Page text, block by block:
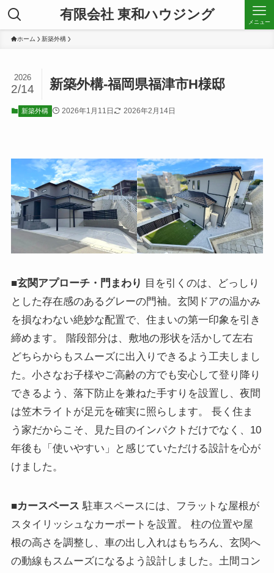
有限会社 東和ハウジング メニュー
ホーム 新築外構
新築外構-福岡県福津市H様邸
2026
2/14
新築外構 2026年1月11日 2026年2月14日
■玄関アプローチ・門まわり 目を引くのは、どっしり
とした存在感のあるグレーの門袖。玄関ドアの温かみ
を損なわない絶妙な配置で、住まいの第一印象を引き
締めます。 階段部分は、敷地の形状を活かして左右
どちらからもスムーズに出入りできるよう工夫しまし
た。小さなお子様やご高齢の方でも安心して登り降り
できるよう、落下防止を兼ねた手すりを設置し、夜間
は笠木ライトが足元を確実に照らします。 長く住ま
う家だからこそ、見た目のインパクトだけでなく、10
年後も「使いやすい」と感じていただける設計を心が
けました。
■カースペース 駐車スペースには、フラットな屋根が
スタイリッシュなカーポートを設置。 柱の位置や屋
根の高さを調整し、車の出し入れはもちろん、玄関へ
の動線もスムーズになるよう設計しました。土間コン